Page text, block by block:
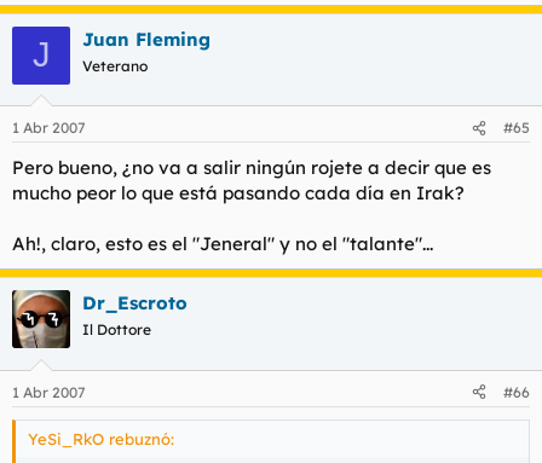
J Juan Fleming
Veterano
1 Abr 2007 #65
Pero bueno, ¿no va a salir ningún rojete a decir que es
mucho peor lo que está pasando cada día en Irak?
Ah!, claro, esto es el "Jeneral" y no el "talante"...
Dr_Escroto
Il Dottore
1 Abr 2007 #66
YeSi_RkO rebuznó: